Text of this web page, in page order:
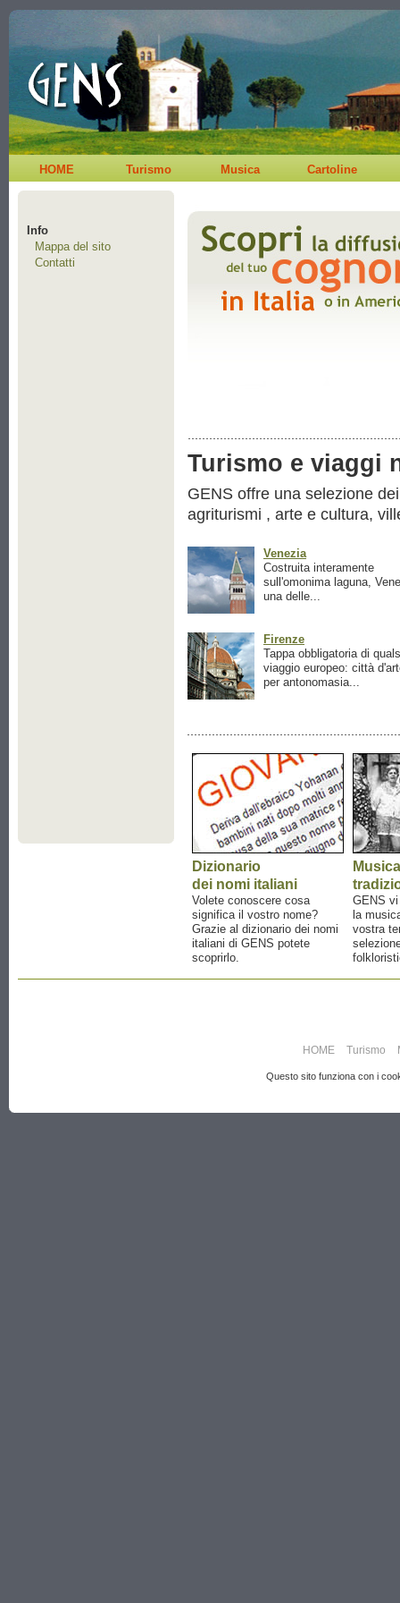
HOME Turismo Musica Cartoline
Info
Mappa del sito
Contatti
Turismo e viaggi
GENS offre una selezione
agriturismi , arte e cultura,
Venezia
Costruita interamente
sull'omonima laguna,
una delle...
Firenze
Tappa obbligatoria di
viaggio europeo: città
per antonomasia...
Dizionario
dei nomi italiani
Volete conoscere cosa
significa il vostro nome?
Grazie al dizionario dei nomi
italiani di GENS potete
scoprirlo.
Musica
GENS
la
vostra
HOME Turismo
Questo sito funziona con i